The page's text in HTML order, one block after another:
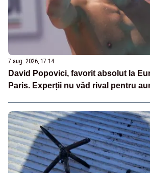
7 aug. 2026, 17:14
David Popovici, favorit absolut la
Paris. Experții nu văd rival pentru